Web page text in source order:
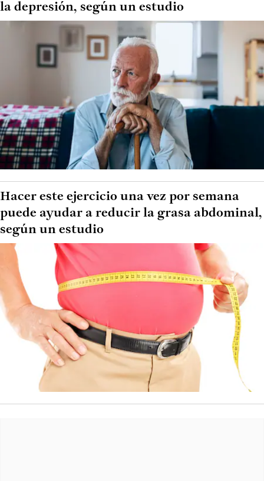
la depresión, según un estudio
Hacer este ejercicio una vez por semana
puede ayudar a reducir la grasa abdominal,
según un estudio